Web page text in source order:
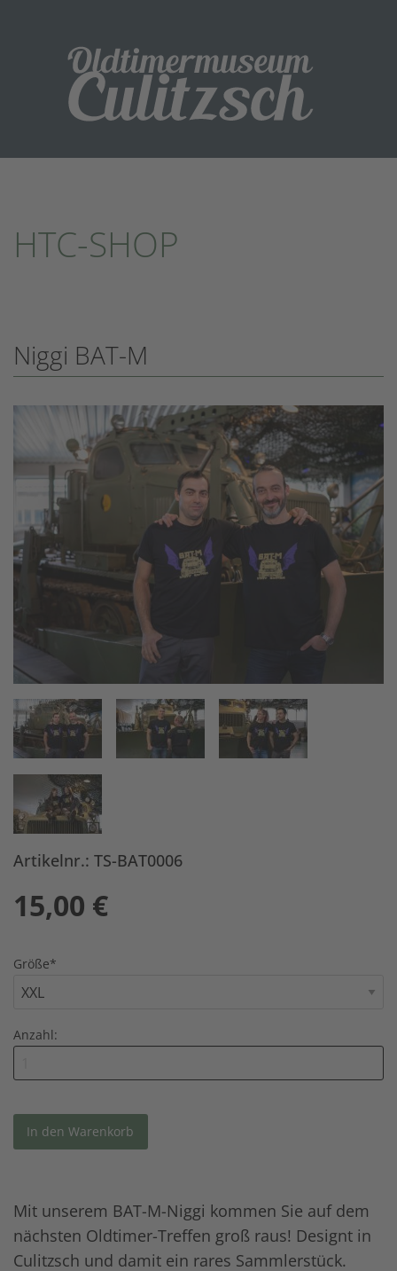
HTC-SHOP
Niggi BAT-M
Artikelnr.: TS-BAT0006
15,00 €
Größe*
Anzahl:
Mit unserem BAT-M-Niggi kommen Sie auf dem
nächsten Oldtimer-Treffen groß raus! Designt in
Culitzsch und damit ein rares Sammlerstück.